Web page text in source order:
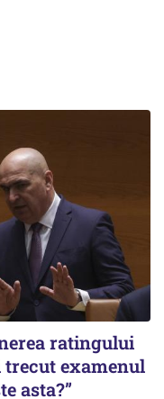
ratingului
trecut examenul
asta?”